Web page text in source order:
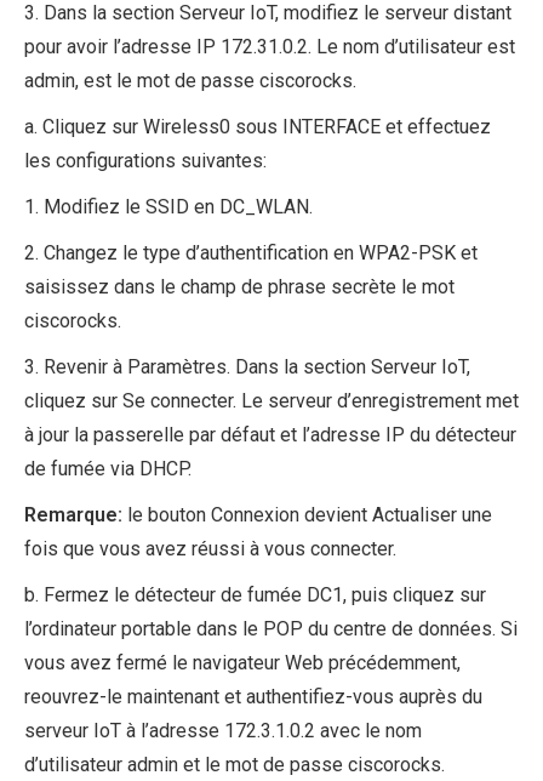
3. Dans la section Serveur IoT, modifiez le serveur distant
pour avoir l’adresse IP 172.31.0.2. Le nom d’utilisateur est
admin, est le mot de passe ciscorocks.
a. Cliquez sur Wireless0 sous INTERFACE et effectuez
les configurations suivantes:
1. Modifiez le SSID en DC_WLAN.
2. Changez le type d’authentification en WPA2-PSK et
saisissez dans le champ de phrase secrète le mot
ciscorocks.
3. Revenir à Paramètres. Dans la section Serveur IoT,
cliquez sur Se connecter. Le serveur d’enregistrement met
à jour la passerelle par défaut et l’adresse IP du détecteur
de fumée via DHCP.
Remarque: le bouton Connexion devient Actualiser une
fois que vous avez réussi à vous connecter.
b. Fermez le détecteur de fumée DC1, puis cliquez sur
l’ordinateur portable dans le POP du centre de données. Si
vous avez fermé le navigateur Web précédemment,
reouvrez-le maintenant et authentifiez-vous auprès du
serveur IoT à l’adresse 172.3.1.0.2 avec le nom
d’utilisateur admin et le mot de passe ciscorocks.